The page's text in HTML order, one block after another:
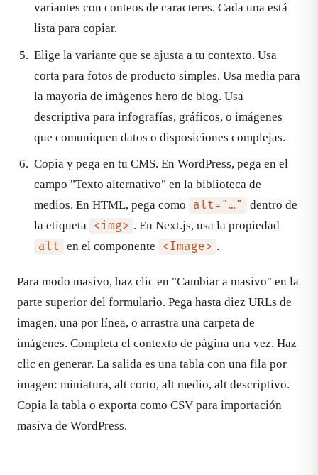
variantes con conteos de caracteres. Cada una está
lista para copiar.
Elige la variante que se ajusta a tu contexto. Usa
corta para fotos de producto simples. Usa media para
la mayoría de imágenes hero de blog. Usa
descriptiva para infografías, gráficos, o imágenes
que comuniquen datos o disposiciones complejas.
Copia y pega en tu CMS. En WordPress, pega en el
campo "Texto alternativo" en la biblioteca de
medios. En HTML, pega como
alt="…"
dentro de
la etiqueta <img> . En Next.js, usa la propiedad
alt
en el componente <Image> .
Para modo masivo, haz clic en "Cambiar a masivo" en la
parte superior del formulario. Pega hasta diez URLs de
imagen, una por línea, o arrastra una carpeta de
imágenes. Completa el contexto de página una vez. Haz
clic en generar. La salida es una tabla con una fila por
imagen: miniatura, alt corto, alt medio, alt descriptivo.
Copia la tabla o exporta como CSV para importación
masiva de WordPress.